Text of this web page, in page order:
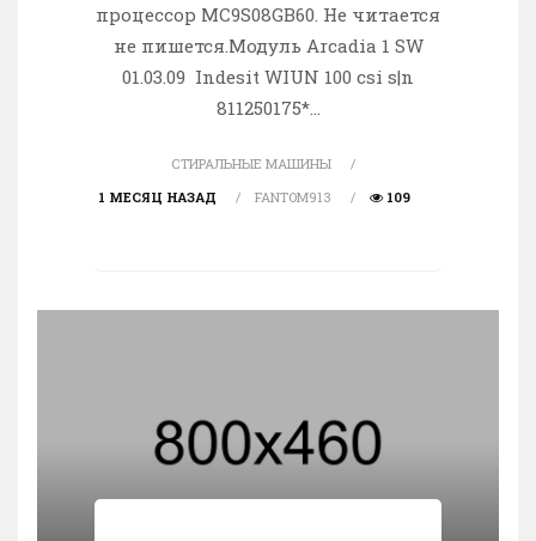
процессор MC9S08GB60. Не читается
не пишется.Модуль Arcadia 1 SW
01.03.09 Indesit WIUN 100 csi s|n
811250175*...
СТИРАЛЬНЫЕ МАШИНЫ
1 МЕСЯЦ НАЗАД
FANTOM913 109